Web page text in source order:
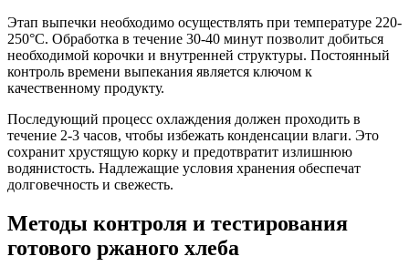
Этап выпечки необходимо осуществлять при температуре 220-
250°C. Обработка в течение 30-40 минут позволит добиться
необходимой корочки и внутренней структуры. Постоянный
контроль времени выпекания является ключом к
качественному продукту.
Последующий процесс охлаждения должен проходить в
течение 2-3 часов, чтобы избежать конденсации влаги. Это
сохранит хрустящую корку и предотвратит излишнюю
водянистость. Надлежащие условия хранения обеспечат
долговечность и свежесть.
Методы контроля и тестирования
готового ржаного хлеба